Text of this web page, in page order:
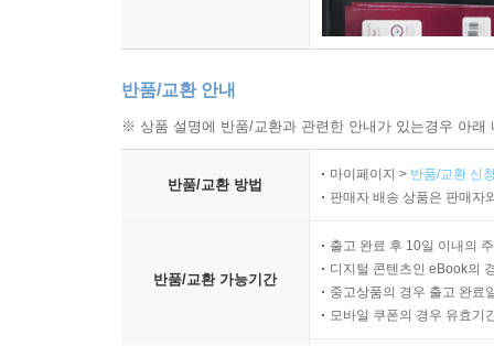
반품/교환 안내
※ 상품 설명에 반품/교환과 관련한 안내가 있는경우 아
반품/교환 방법
마이페이지 > 반품/교환 신
판매자 배송 상품은 판매자
반품/교환 가능기간
출고 완료 후 10일 이내의
디지털 콘텐츠인 eBook의
중고상품의 경우 출고 완료
모바일 쿠폰의 경우 유효기